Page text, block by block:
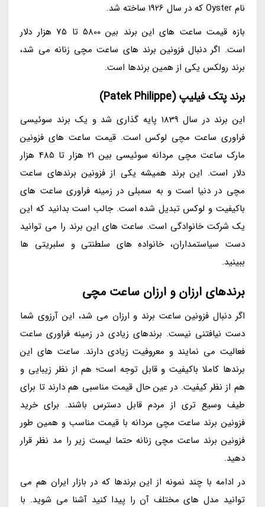
نام Oyster که در سال 1926 ساخته شد.
بازه قیمت ساعت های این برند بین 5800 تا 75 هزار دلار
است. اگر دنبال فزونین برند های ساعت مچی زنانه می شد،
برند رولکس یکی از همین برندها است.
برند پتک فیلیپ (Patek Philippe)
این برند در سال 1839 پایه گذاری شد و یک برند سوئیسی
فراوری ساعت مچی لوکس است. قیمت ساعت های فزونین
مارک ساعت مچی مردانه سوئیسی بین 21 هزار تا 485 هزار
دلار است. این برند همیشه یکی از فزونین برندهای ساعت
مچی در دنیا است و به سمبلی در زمینه فراوری ساعت های
باکیفیت و لوکس تبدیل شده است. جالب است بدانید که این
یک شرکت خانوادگی است. ساعت های این برند را می توانید
دست سیاستمداران، خانواده های سلطنتی و سلبریتی ها
ببینید.
برندهای ارزان و ارزان ساعت مچی
اگر دنبال فزونین ساعت برند و ارزان می شد، این آرزوی شما
دست نیافتنی نیست. برندهای زیادی در زمینه فراوری ساعت
فعالیت می نمایند و معروفیت زیادی دارند. ساعت های این
برندها کاملا باکیفیت و قابل توجه است؛ هم از نظر زیبایی و
هم از نظر کیفیت. در عین حال قیمت مناسبی هم دارند تا برای
طیف وسیع تری از مردم قابل دسترس باشند. برای خرید
فزونین برند ساعت مچی مردانه با قیمت مناسب و همین طور
فزونین برند ساعت مچی زنانه حتما لیست زیر را مد نظر قرار
دهید.
در ادامه با چند نمونه از این برندها که در بازار ایران هم می
توانید مدل های مختلف آن را پیدا کنید آشنا می شوید. با